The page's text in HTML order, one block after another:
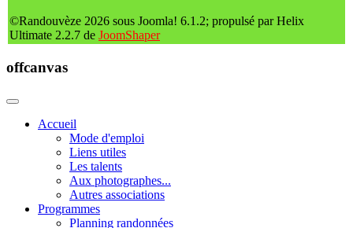
©Randouvèze 2026 sous Joomla! 6.1.2; propulsé par Helix
Ultimate 2.2.7 de JoomShaper
offcanvas
Accueil
Mode d'emploi
Liens utiles
Les talents
Aux photographes...
Autres associations
Programmes
Planning randonnées